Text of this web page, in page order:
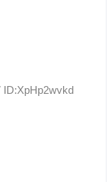
ID:XpHp2wvkd